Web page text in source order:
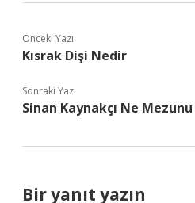
Önceki Yazı
Kısrak Dişi Nedir
Sonraki Yazı
Sinan Kaynakçı Ne Mezunu
Bir yanıt yazın